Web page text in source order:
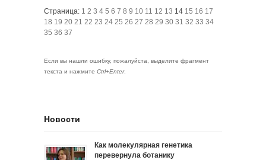
Страница: 1 2 3 4 5 6 7 8 9 10 11 12 13 14 15 16 17
18 19 20 21 22 23 24 25 26 27 28 29 30 31 32 33 34
35 36 37
Если вы нашли ошибку, пожалуйста, выделите фрагмент
текста и нажмите Ctrl+Enter.
Новости
Как молекулярная генетика
перевернула ботанику